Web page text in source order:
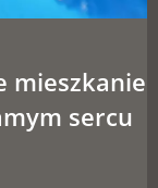
mieszkanie
sercu